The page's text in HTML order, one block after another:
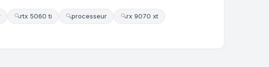
🔍rtx 5060 ti 🔍processeur 🔍rx 9070 xt